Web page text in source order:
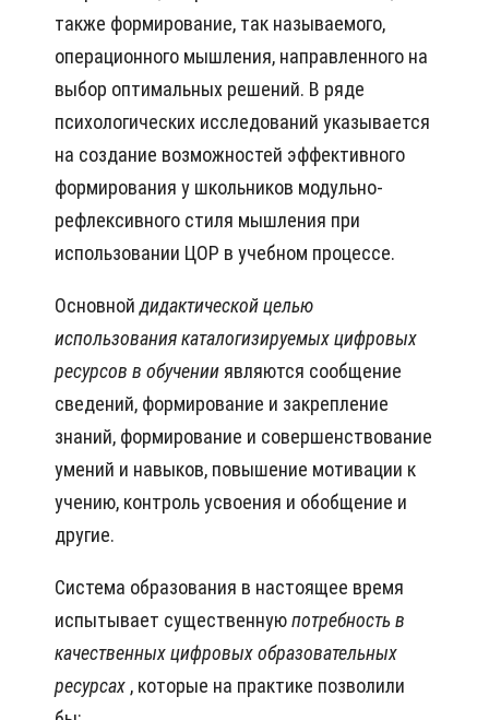
также формирование, так называемого,
операционного мышления, направленного на
выбор оптимальных решений. В ряде
психологических исследований указывается
на создание возможностей эффективного
формирования у школьников модульно-
рефлексивного стиля мышления при
использовании ЦОР в учебном процессе.
Основнойдидактической целью
использования каталогизируемых цифровых
ресурсов в обученииявляются сообщение
сведений, формирование и закрепление
знаний, формирование и совершенствование
умений и навыков, повышение мотивации к
учению, контроль усвоения и обобщение и
другие.
Система образования в настоящее время
испытывает существеннуюпотребность в
качественных цифровых образовательных
ресурсах , которые на практике позволили